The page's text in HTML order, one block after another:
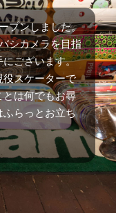
プンしました。
シカメラを目指
ございます。
スケーターで
は何でもお尋
らっとお立ち